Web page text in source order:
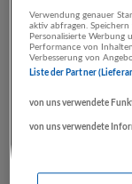
Verwendung genauer
aktiv abfragen.
Personalisierte Werbung
Performance von
Verbesserung von
Liste der Partner
von uns verwendete
von uns verwendete